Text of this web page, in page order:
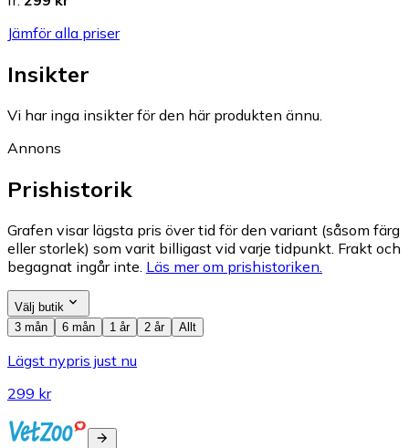
Jämför alla priser
Insikter
Vi har inga insikter för den här produkten ännu.
Annons
Prishistorik
Grafen visar lägsta pris över tid för den variant (såsom färg
eller storlek) som varit billigast vid varje tidpunkt. Frakt och
begagnat ingår inte. Läs mer om prishistoriken.
Välj butik
3 mån
6 mån 1 år 2 år Allt
Lägst nypris just nu
299 kr